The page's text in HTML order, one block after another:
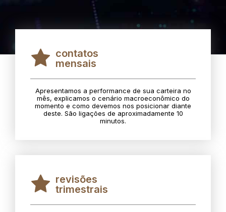
contatos
mensais
Apresentamos a performance de sua carteira no
mês, explicamos o cenário macroeconômico do
momento e como devemos nos posicionar diante
deste. São ligações de aproximadamente 10
minutos.
revisões
trimestrais